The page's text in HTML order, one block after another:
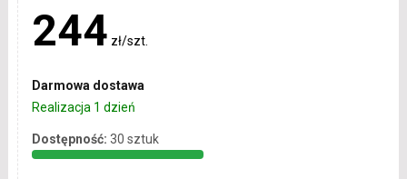
244 zł/szt.
Darmowa dostawa
Realizacja 1 dzień
Dostępność: 30 sztuk